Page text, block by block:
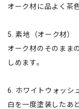
オーク材に品よく茶
5. 素地（オーク材）
オーク材のそのまま
しめます。
6. ホワイトウォッシ
白を一度塗装したあ